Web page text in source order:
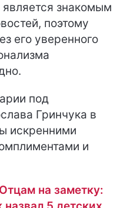
знакомым
поэтому
его уверенного
под
Гринчука в
искренними
и
Отцам на заметку: